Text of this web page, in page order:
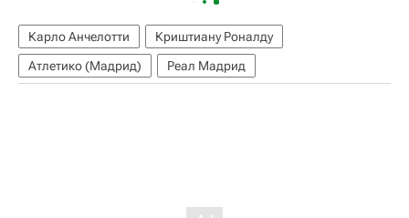
Карло Анчелотти
Криштиану Роналду
Атлетико (Мадрид)
Реал Мадрид